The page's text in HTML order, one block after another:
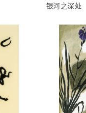
银河之深处